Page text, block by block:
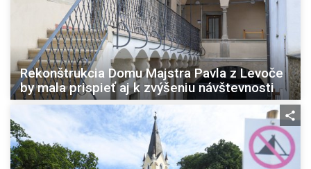
Rekonštrukcia Domu Majstra Pavla z Levoče
by mala prispieť aj k zvýšeniu návštevnosti